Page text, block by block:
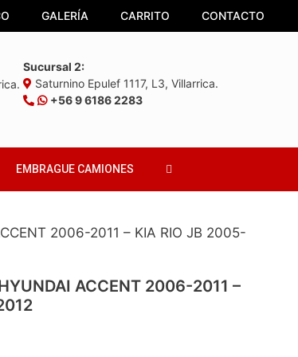
GALERÍA CARRITO CONTACTO
Sucursal 2:
Saturnino Epulef 1117, L3, Villarrica.
+56 9 6186 2283
EMBRAGUE CAMIONES
2006-2011 – KIA RIO JB 2005-
ACCENT 2006-2011 –